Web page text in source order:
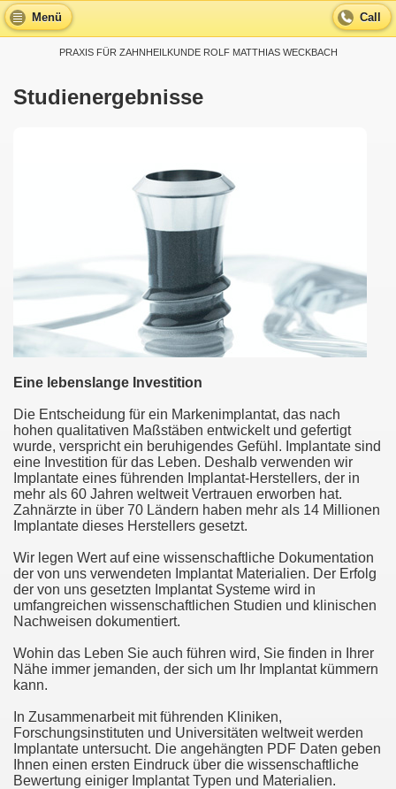
Menü Call
PRAXIS FÜR ZAHNHEILKUNDE ROLF MATTHIAS WECKBACH
Studienergebnisse
Eine lebenslange Investition
Die Entscheidung für ein Markenimplantat, das nach
hohen qualitativen Maßstäben entwickelt und gefertigt
wurde, verspricht ein beruhigendes Gefühl. Implantate sind
eine Investition für das Leben. Deshalb verwenden wir
Implantate eines führenden Implantat-Herstellers, der in
mehr als 60 Jahren weltweit Vertrauen erworben hat.
Zahnärzte in über 70 Ländern haben mehr als 14 Millionen
Implantate dieses Herstellers gesetzt.
Wir legen Wert auf eine wissenschaftliche Dokumentation
der von uns verwendeten Implantat Materialien. Der Erfolg
der von uns gesetzten Implantat Systeme wird in
umfangreichen wissenschaftlichen Studien und klinischen
Nachweisen dokumentiert.
Wohin das Leben Sie auch führen wird, Sie finden in Ihrer
Nähe immer jemanden, der sich um Ihr Implantat kümmern
kann.
In Zusammenarbeit mit führenden Kliniken,
Forschungsinstituten und Universitäten weltweit werden
Implantate untersucht. Die angehängten PDF Daten geben
Ihnen einen ersten Eindruck über die wissenschaftliche
Bewertung einiger Implantat Typen und Materialien.